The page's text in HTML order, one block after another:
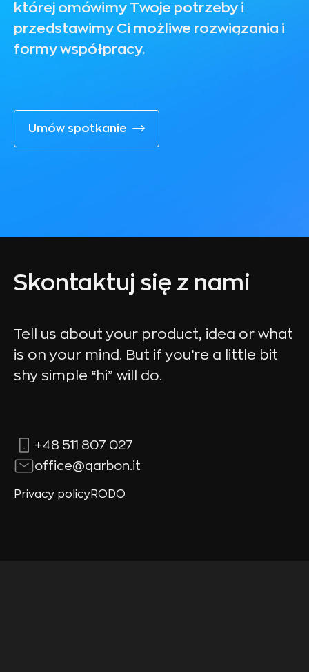
której omówimy Twoje potrzeby i
przedstawimy Ci możliwe rozwiązania i
formy współpracy.
Umów spotkanie
Skontaktuj się z nami
Tell us about your product, idea or what
is on your mind. But if you’re a little bit
shy simple “hi” will do.
office@qarbon.it
+48 511 807 027
Privacy policyRODO